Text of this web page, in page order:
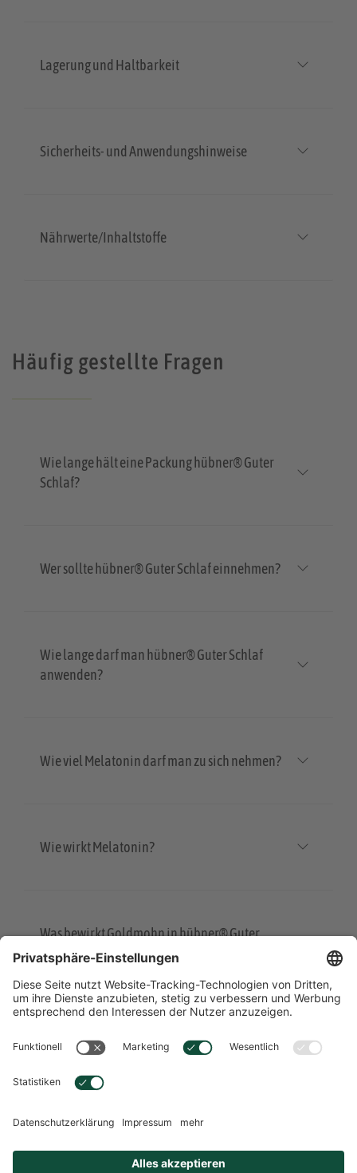
Lagerung und Haltbarkeit
Sicherheits- und Anwendungshinweise
Nährwerte/Inhaltstoffe
Häufig gestellte Fragen
Wie lange hält eine Packung hübner® Guter
Schlaf?
Wer sollte hübner® Guter Schlaf einnehmen?
Wie lange darf man hübner® Guter Schlaf
anwenden?
Wie viel Melatonin darf man zu sich nehmen?
Wie wirkt Melatonin?
Was bewirkt Goldmohn in hübner® Guter
Schlaf?